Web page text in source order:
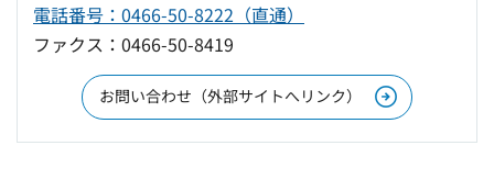
電話番号：0466-50-8222（直通）
ファクス：0466-50-8419
お問い合わせ（外部サイトへリンク）